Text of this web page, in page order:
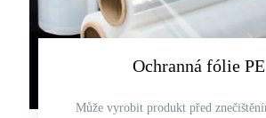
Ochranná fólie PE
Může vyrobit produkt před